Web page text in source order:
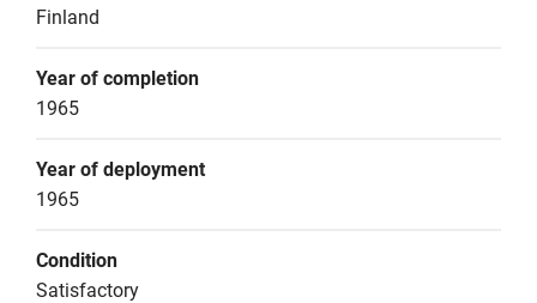
Finland
Year of completion
1965
Year of deployment
1965
Condition
Satisfactory